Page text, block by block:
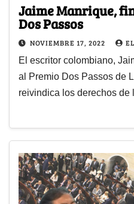
Jaime Manrique,
Dos Passos
NOVIEMBRE 17, 2022
El escritor colombiano,
al Premio Dos Passos de
reivindica los derechos de